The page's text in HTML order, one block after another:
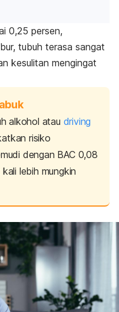
0,25 persen,
tubuh terasa sangat
kesulitan mengingat
alkohol atau driving
risiko
dengan BAC 0,08
lebih mungkin